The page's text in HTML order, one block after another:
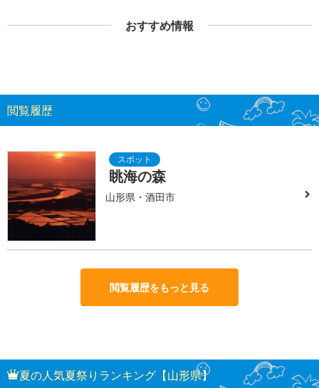
おすすめ情報
閲覧履歴
眺海の森
山形県・酒田市
閲覧履歴をもっと見る
夏の人気夏祭りランキング【山形県】